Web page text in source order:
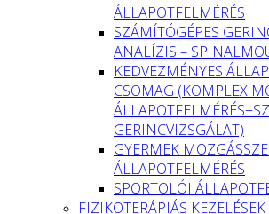
ÁLLAPOTFELMÉRÉS
SZÁMÍTÓGÉPES
ANALÍZIS –
KEDVEZMÉNYES
CSOMAG (KOMPLEX
GERINCVIZSGÁLAT)
GYERMEK
ÁLLAPOTFELMÉRÉS
SPORTOLÓI
FIZIKOTERÁPIÁS KEZELÉSEK